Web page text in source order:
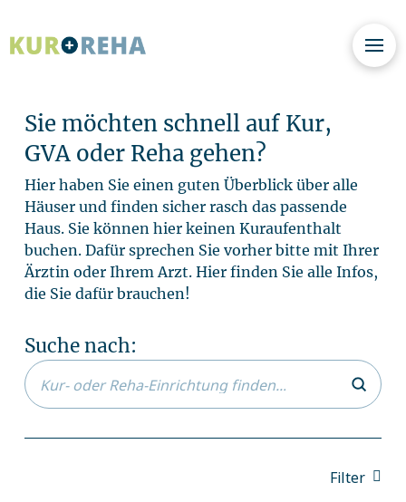
Sie möchten schnell auf Kur,
GVA oder Reha gehen?
Hier haben Sie einen guten Überblick über alle
Häuser und finden sicher rasch das passende
Haus. Sie können hier keinen Kuraufenthalt
buchen. Dafür sprechen Sie vorher bitte mit Ihrer
Ärztin oder Ihrem Arzt. Hier finden Sie alle Infos,
die Sie dafür brauchen!
Suche nach:
Search
Submit
Filter